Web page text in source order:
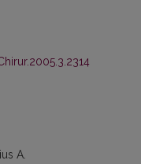
A.